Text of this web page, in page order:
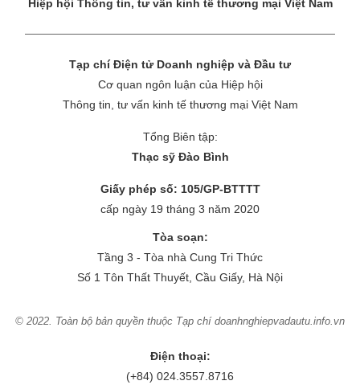
Hiệp hội Thông tin, tư vấn kinh tế thương mại Việt Nam
Tạp chí Điện tử Doanh nghiệp và Đầu tư
Cơ quan ngôn luận của Hiệp hội
Thông tin, tư vấn kinh tế thương mại Việt Nam
Tổng Biên tập:
Thạc sỹ Đào Bình
Giấy phép số: 105/GP-BTTTT
cấp ngày 19 tháng 3 năm 2020
Tòa soạn:
Tầng 3 - Tòa nhà Cung Tri Thức
Số 1 Tôn Thất Thuyết, Cầu Giấy, Hà Nội
© 2022. Toàn bộ bản quyền thuộc Tạp chí doanhnghiepvadautu.info.vn
Điện thoại:
(+84) 024.3557.8716